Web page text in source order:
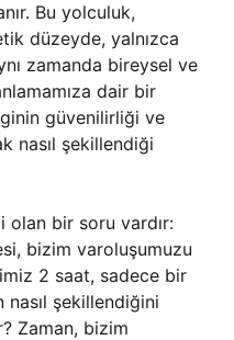
Bu yolculuk,
düzeyde, yalnızca
zamanda bireysel ve
dair bir
güvenilirliği ve
nasıl şekillendiği
olan bir soru vardır:
bizim varoluşumuzu
2 saat, sadece bir
nasıl şekillendiğini
Zaman, bizim